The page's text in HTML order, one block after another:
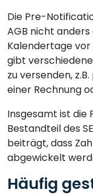
Die Pre-
AGB nicht
Kalendertage vor
gibt
zu versenden,
einer Rechnung
Insgesamt ist die
Bestandteil des
beiträgt, dass
abgewickelt
Häufig